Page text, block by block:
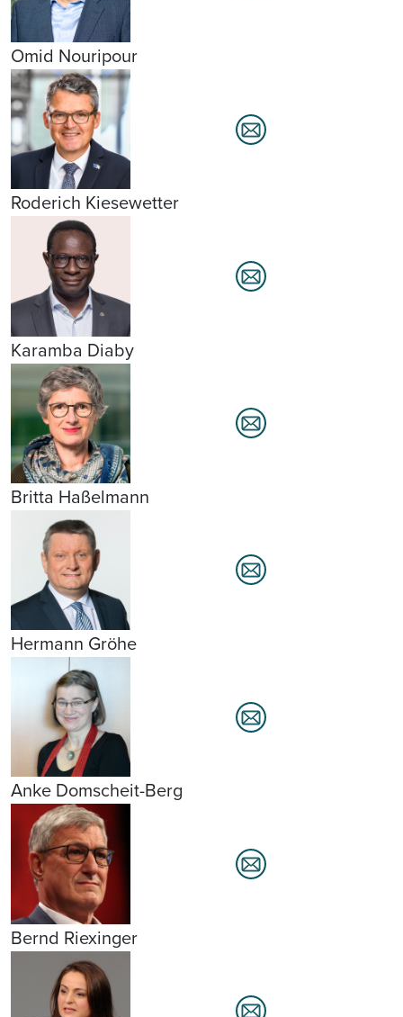
Omid Nouripour
Roderich Kiesewetter
Karamba Diaby
Britta Haßelmann
Hermann Gröhe
Anke Domscheit-Berg
Bernd Riexinger